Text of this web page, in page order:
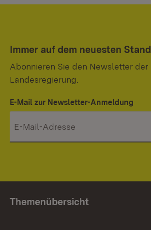
Immer auf dem neuesten Stand
Abonnieren Sie den Newsletter der
Landesregierung.
E-Mail zur Newsletter-Anmeldung
Themenübersicht